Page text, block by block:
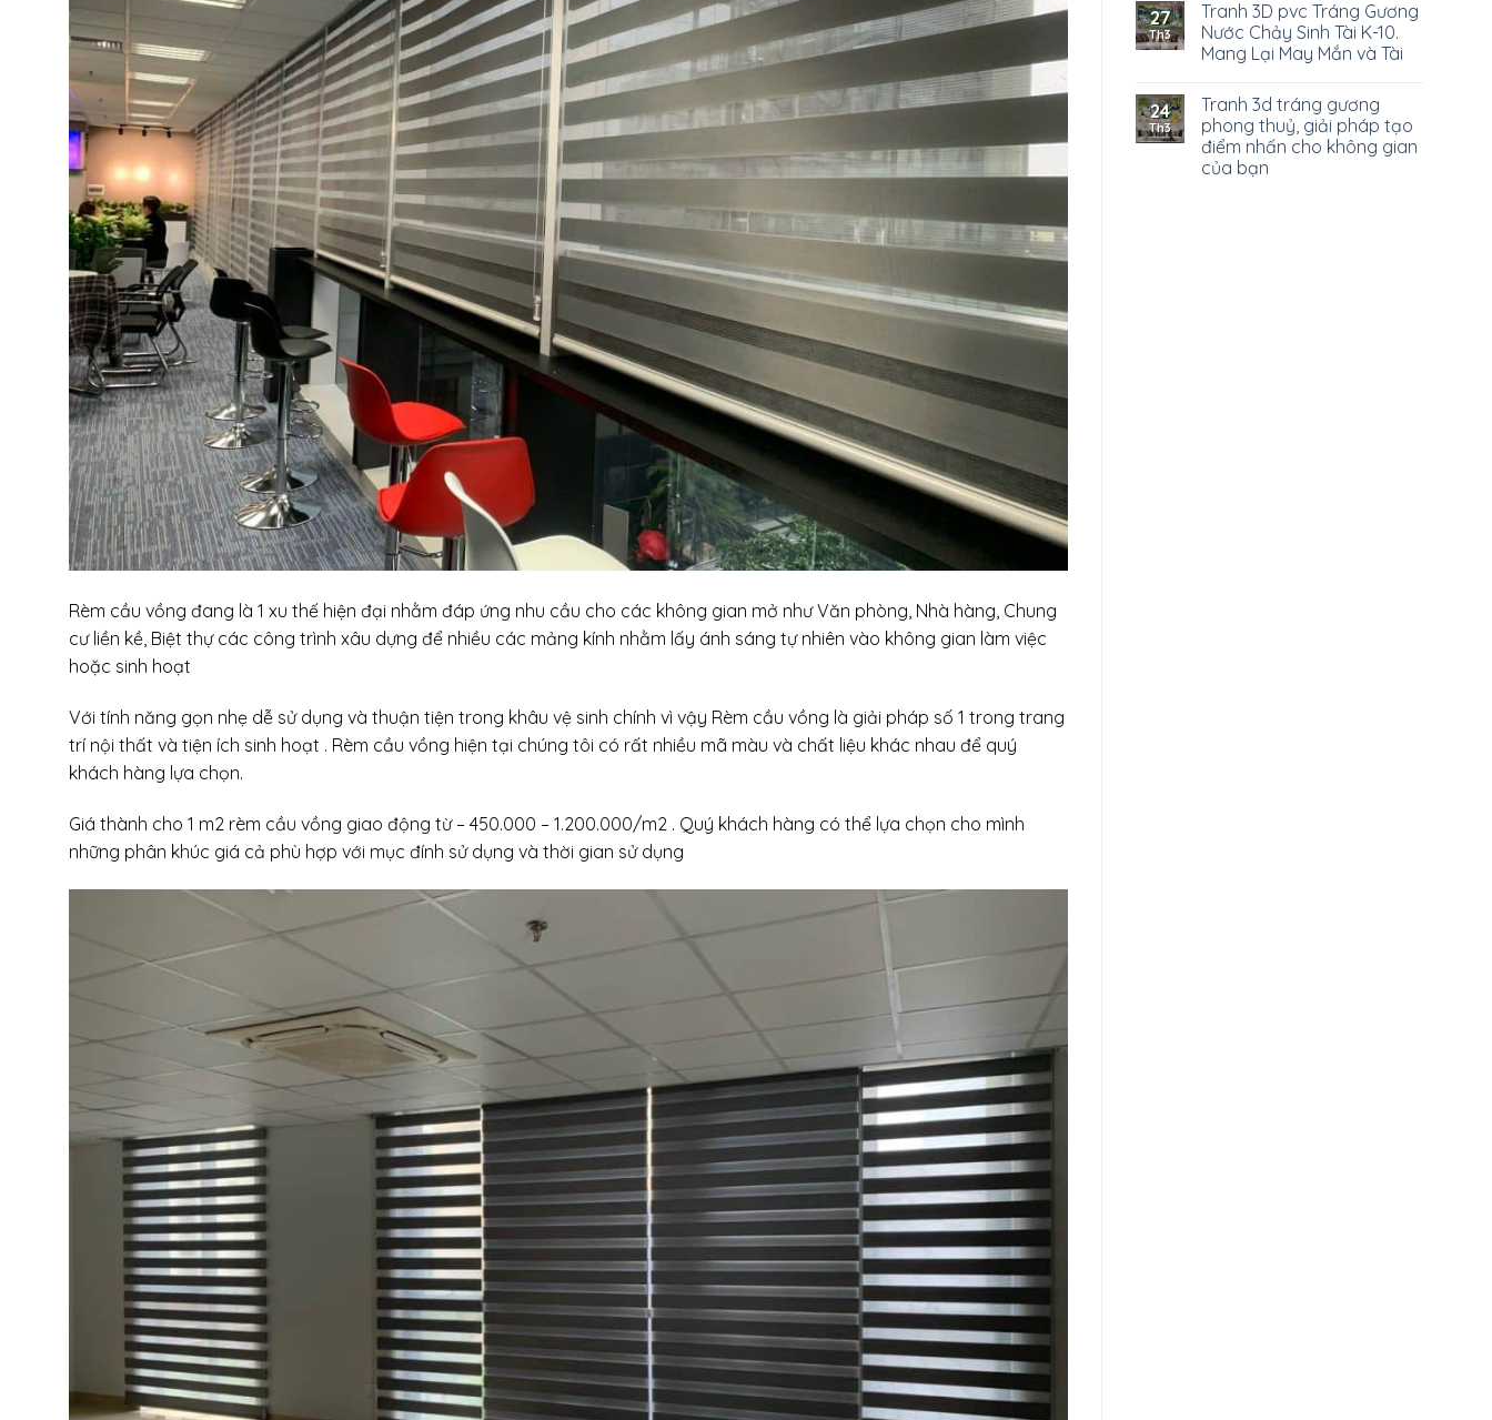
Rèm cầu vồng đang là 1 xu thế hiện đại nhằm đáp ứng nhu cầu cho các không gian mở như Văn phòng, Nhà hàng, Chung
cư liền kề, Biệt thự các công trình xâu dựng để nhiều các mảng kính nhằm lấy ánh sáng tự nhiên vào không gian làm việc
hoặc sinh hoạt
Với tính năng gọn nhẹ dễ sử dụng và thuận tiện trong khâu vệ sinh chính vì vậy Rèm cầu vồng là giải pháp số 1 trong trang
trí nội thất và tiện ích sinh hoạt . Rèm cầu vồng hiện tại chúng tôi có rất nhiều mã màu và chất liệu khác nhau để quý
khách hàng lựa chọn.
Giá thành cho 1 m2 rèm cầu vồng giao động từ – 450.000 – 1.200.000/m2 . Quý khách hàng có thể lựa chọn cho mình
những phân khúc giá cả phù hợp với mục đính sử dụng và thời gian sử dụng
27
Th3
Tranh 3D pvc Tráng Gương
Nước Chảy Sinh Tài K-10.
Mang Lại May Mắn và Tài
24
Th3
Tranh 3d tráng gương
phong thuỷ, giải pháp tạo
điểm nhấn cho không gian
của bạn